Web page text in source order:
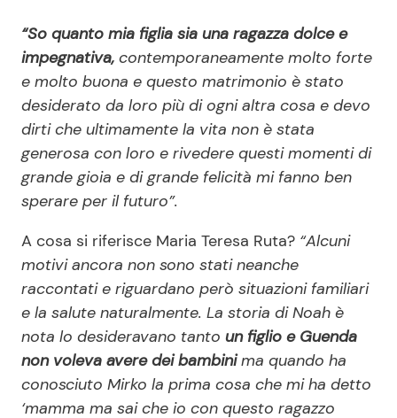
“So quanto mia figlia sia una ragazza dolce e
impegnativa, contemporaneamente molto forte
e molto buona e questo matrimonio è stato
desiderato da loro più di ogni altra cosa e devo
dirti che ultimamente la vita non è stata
generosa con loro e rivedere questi momenti di
grande gioia e di grande felicità mi fanno ben
sperare per il futuro”.
A cosa si riferisce Maria Teresa Ruta? “Alcuni
motivi ancora non sono stati neanche
raccontati e riguardano però situazioni familiari
e la salute naturalmente. La storia di Noah è
nota lo desideravano tanto un figlio e Guenda
non voleva avere dei bambinima quando ha
conosciuto Mirko la prima cosa che mi ha detto
‘mamma ma sai che io con questo ragazzo